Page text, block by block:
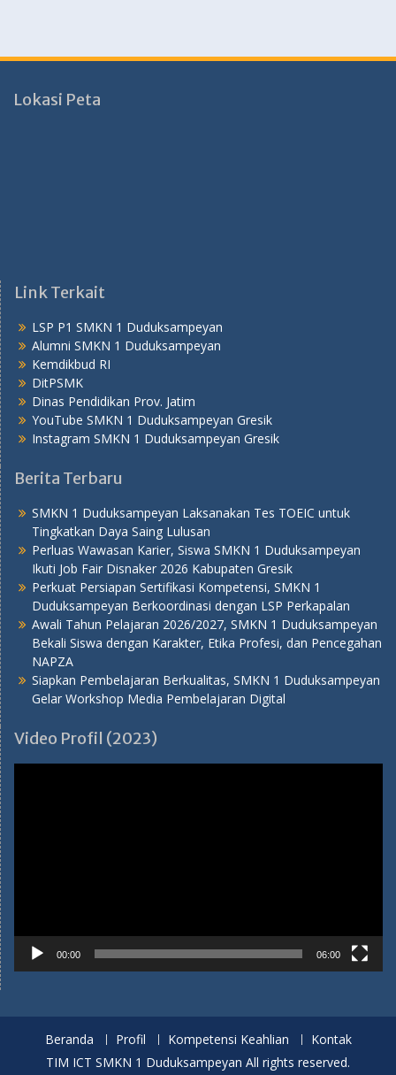
Lokasi Peta
Link Terkait
LSP P1 SMKN 1 Duduksampeyan
Alumni SMKN 1 Duduksampeyan
Kemdikbud RI
DitPSMK
Dinas Pendidikan Prov. Jatim
YouTube SMKN 1 Duduksampeyan Gresik
Instagram SMKN 1 Duduksampeyan Gresik
Berita Terbaru
SMKN 1 Duduksampeyan Laksanakan Tes TOEIC untuk
Tingkatkan Daya Saing Lulusan
Perluas Wawasan Karier, Siswa SMKN 1 Duduksampeyan
Ikuti Job Fair Disnaker 2026 Kabupaten Gresik
Perkuat Persiapan Sertifikasi Kompetensi, SMKN 1
Duduksampeyan Berkoordinasi dengan LSP Perkapalan
Awali Tahun Pelajaran 2026/2027, SMKN 1 Duduksampeyan
Bekali Siswa dengan Karakter, Etika Profesi, dan Pencegahan
NAPZA
Siapkan Pembelajaran Berkualitas, SMKN 1 Duduksampeyan
Gelar Workshop Media Pembelajaran Digital
Video Profil (2023)
00:00 06:00
Beranda Profil Kompetensi Keahlian
Kontak
TIM ICT SMKN 1 Duduksampeyan All rights reserved.